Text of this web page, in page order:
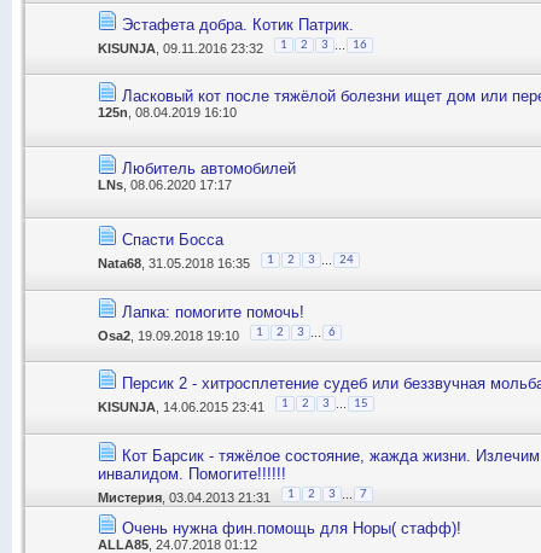
Эстафета добра. Котик Патрик.
KISUNJA , 09.11.2016 23:32 1 2 3 16
Ласковый кот после тяжёлой болезни ищет дом или
125n, 08.04.2019 16:10
Любитель автомобилей
LNs , 08.06.2020 17:17
Спасти Босса
Nata68 , 31.05.2018 16:35 1 2 3 24
Лапка: помогите помочь!
Osa2 , 19.09.2018 19:10 1 2 3 6
Персик 2 - хитросплетение судеб или беззвучная
KISUNJA , 14.06.2015 23:41 1 2 3 15
Кот Барсик - тяжёлое состояние, жажда жизни.
инвалидом. Помогите!!!!!!
Мистерия , 03.04.2013 21:31 1 2 3 7
Очень нужна фин.помощь для Норы( стафф)!
ALLA85 , 24.07.2018 01:12